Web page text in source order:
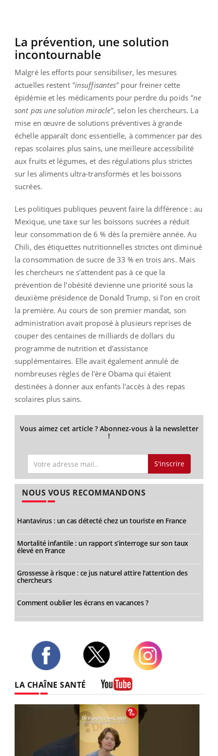
La prévention, une solution
incontournable
Malgré les efforts pour sensibiliser, les mesures
actuelles restent "insuffisantes" pour freiner cette
épidémie et les médicaments pour perdre du poids "ne
sont pas une solution miracle", selon les chercheurs. La
mise en œuvre de solutions préventives à grande
échelle apparaît donc essentielle, à commencer par des
repas scolaires plus sains, une meilleure accessibilité
aux fruits et légumes, et des régulations plus strictes
sur les aliments ultra-transformés et les boissons
sucrées.
Les politiques publiques peuvent faire la différence : au
Mexique, une taxe sur les boissons sucrées a réduit
leur consommation de 6 % dès la première année. Au
Chili, des étiquettes nutritionnelles strictes ont diminué
la consommation de sucre de 33 % en trois ans. Mais
les chercheurs ne s’attendent pas à ce que la
prévention de l’obésité devienne une priorité sous la
deuxième présidence de Donald Trump, si l’on en croit
la première. Au cours de son premier mandat, son
administration avait proposé à plusieurs reprises de
couper des centaines de milliards de dollars du
programme de nutrition et d'assistance
supplémentaires. Elle avait également annulé de
nombreuses règles de l'ère Obama qui étaient
destinées à donner aux enfants l'accès à des repas
scolaires plus sains.
Vous aimez cet article ? Abonnez-vous à la newsletter
!
S'inscrire
NOUS VOUS RECOMMANDONS
Hantavirus : un cas détecté chez un touriste en France
Mortalité infantile : un rapport s’interroge sur son taux
élevé en France
Grossesse à risque : ce jus naturel attire l'attention des
chercheurs
Comment oublier les écrans en vacances ?
LA CHAÎNE SANTÉ